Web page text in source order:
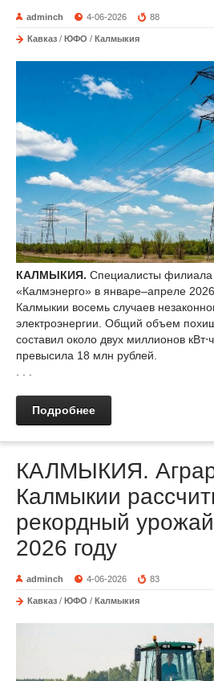
adminch 4-06-2026 88
Кавказ / ЮФО / Калмыкия
КАЛМЫКИЯ. Специалисты
«Калмэнерго» в январе–апреле
Калмыкии восемь случаев
электроэнергии. Общий объем
составил около двух миллионов
превысила 18 млн рублей.
. . .
Подробнее
КАЛМЫКИЯ.
Калмыкии
рекордный
2026 году
adminch 4-06-2026 83
Кавказ / ЮФО / Калмыкия